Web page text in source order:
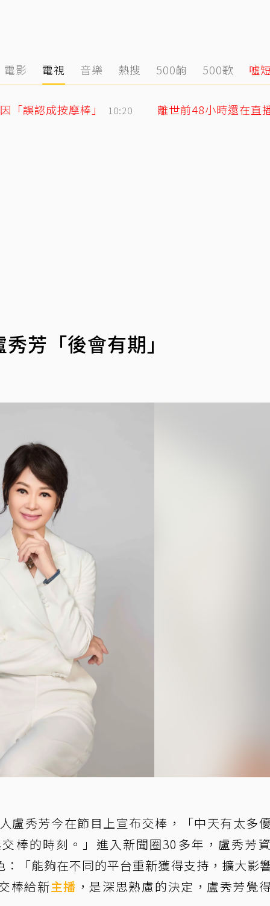
電影 電視 音樂 熱搜 500齣 500歌 噓
「誤認成按摩棒」 10:20
芳「後會有期」
盧秀芳今在節目上宣布交棒，「中天有太多
棒的時刻。」進入新聞圈30多年，盧秀芳
「能夠在不同的平台重新獲得支持，擴大影
棒給新主播 ，是深思熟慮的決定，盧秀芳覺